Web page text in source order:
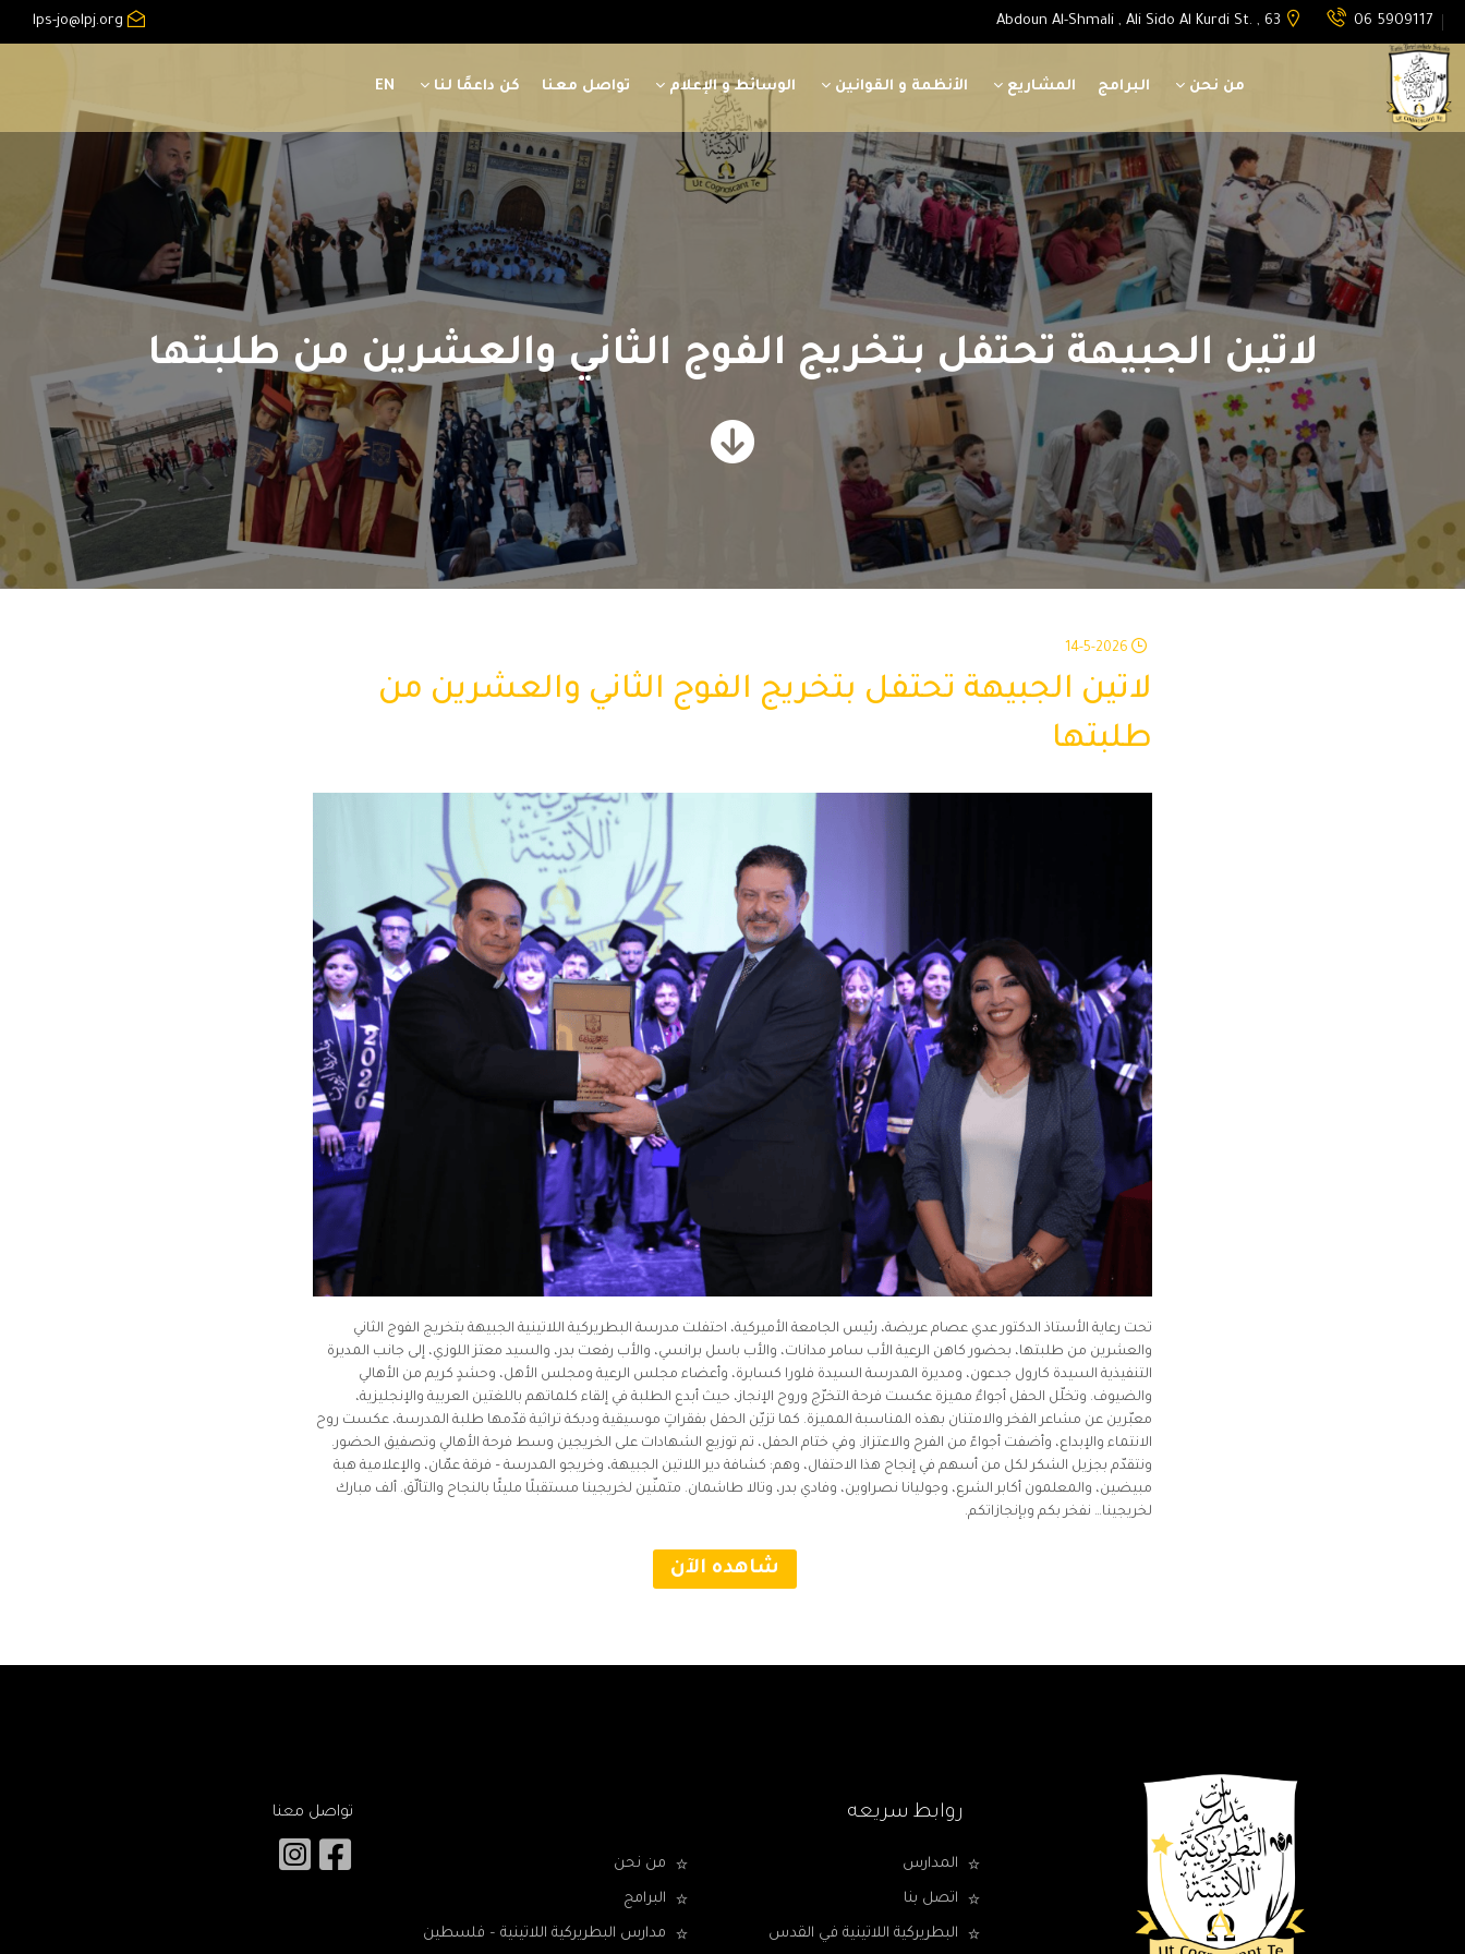
06 5909117
Abdoun Al-Shmali , Ali Sido Al Kurdi St. , 63
lps-jo@lpj.org
من نحن البرامج المشاريع الأنظمة و القوانين الوسائط و الإعلام تواصل معنا كن داعمًا لنا EN
لاتين الجبيهة تحتفل بتخريج الفوج الثاني والعشرين من طلبتها
لاتين الجبيهة تحتفل بتخريج الفوج الثاني والعشرين من
طلبتها
تحت رعاية الأستاذ الدكتور عدي عصام عريضة، رئيس الجامعة الأميركية، احتفلت مدرسة البطريركية اللاتينية الجبيهة بتخريج الفوج الثاني
والعشرين من طلبتها، بحضور كاهن الرعية الأب سامر مدانات، والأب باسل برانسي، والأب رفعت بدر، والسيد معتز اللوزي، إلى جانب المديرة
التنفيذية السيدة كارول جدعون، ومديرة المدرسة السيدة فلورا كسابرة، وأعضاء مجلس الرعية ومجلس الأهل، وحشدٍ كريم من الأهالي
والضيوف. وتخلّل الحفل أجواءٌ مميزة عكست فرحة التخرّج وروح الإنجاز، حيث أبدع الطلبة في إلقاء كلماتهم باللغتين العربية والإنجليزية،
معبّرين عن مشاعر الفخر والامتنان بهذه المناسبة المميزة. كما تزيّن الحفل بفقراتٍ موسيقية ودبكة تراثية قدّمها طلبة المدرسة، عكست روح
الانتماء والإبداع، وأضفت أجواءً من الفرح والاعتزاز. وفي ختام الحفل، تم توزيع الشهادات على الخريجين وسط فرحة الأهالي وتصفيق الحضور.
ونتقدّم بجزيل الشكر لكل من أسهم في إنجاح هذا الاحتفال، وهم: كشافة دير اللاتين الجبيهة، وخريجو المدرسة – فرقة عمّان، والإعلامية هبة
مبيضين، والمعلمون أكابر الشرع، وجوليانا نصراوين، وفادي بدر، وتالا طاشمان. متمنّين لخريجينا مستقبلًا مليئًا بالنجاح والتألّق. ألف مبارك
لخريجينا… نفخر بكم وبإنجازاتكم.
شاهده الآن
روابط سريعه
من نحن المدارس
البرامج اتصل بنا
مدارس البطريركية اللاتينية – فلسطين البطريركية اللاتينية في القدس
تواصل معنا